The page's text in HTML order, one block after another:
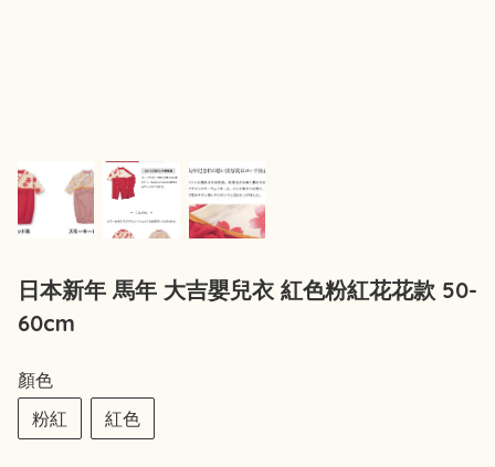
日本新年 馬年 大吉嬰兒衣 紅色粉紅花花款 50-
60cm
顏色
粉紅
紅色